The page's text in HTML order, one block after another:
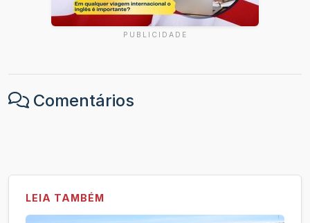
PUBLICIDADE
Comentários
LEIA TAMBÉM